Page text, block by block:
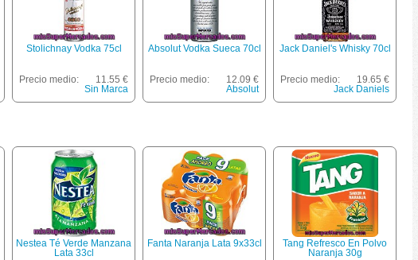
Stolichnay Vodka 75cl
Precio medio:
11.55 €
Sin Marca
Absolut Vodka Sueca 70cl
Precio medio:
12.09 €
Absolut
Jack Daniel's Whisky 70cl
Precio medio:
19.65 €
Jack Daniels
Nestea Té Verde Manzana
Lata 33cl
Fanta Naranja Lata 9x33cl
Tang Refresco En Polvo
Naranja 30g